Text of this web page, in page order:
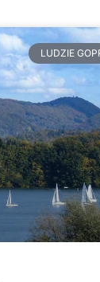
LUDZIE